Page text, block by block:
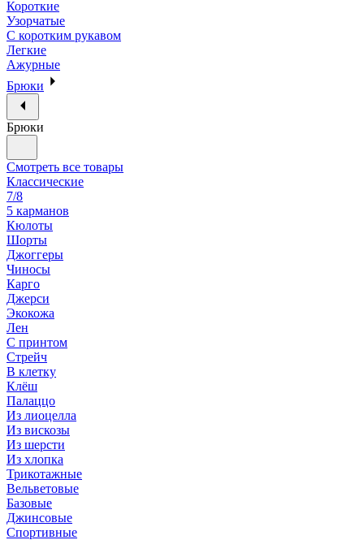
Короткие
Узорчатые
С коротким рукавом
Легкие
Ажурные
Брюки
Брюки
Смотреть все товары
Классические
7/8
5 карманов
Кюлоты
Шорты
Джоггеры
Чиносы
Карго
Джерси
Экокожа
Лен
С принтом
Стрейч
В клетку
Клёш
Палаццо
Из лиоцелла
Из вискозы
Из шерсти
Из хлопка
Трикотажные
Вельветовые
Базовые
Джинсовые
Спортивные